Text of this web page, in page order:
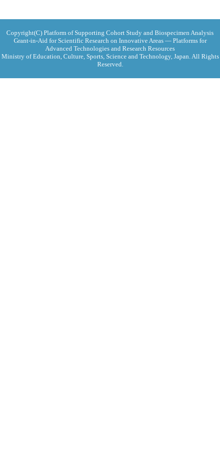
Copyright(C) Platform of Supporting Cohort Study and Biospecimen Analysis
Grant-in-Aid for Scientific Research on Innovative Areas ― Platforms for
Advanced Technologies and Research Resources
Ministry of Education, Culture, Sports, Science and Technology, Japan. All Rights
Reserved.